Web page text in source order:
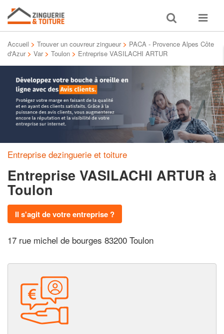
Toggle
search
Toggle
Accueil > Trouver un couvreur zingueur > PACA - Provence Alpes Côte
d'Azur > Var > Toulon > Entreprise VASILACHI ARTUR
Entreprise dezinguerie et toiture
Entreprise VASILACHI ARTUR à
Toulon
Il s'agit de votre entreprise ?
17 rue michel de bourges 83200 Toulon